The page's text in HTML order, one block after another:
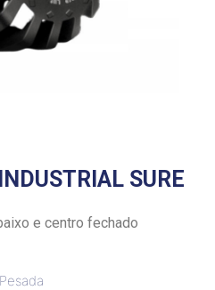
SURE
e centro fechado